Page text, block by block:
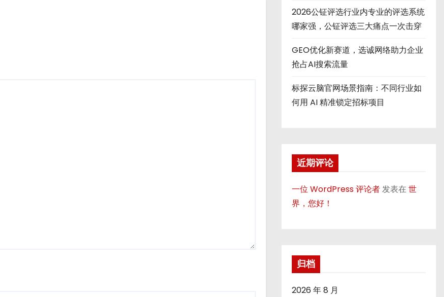
2026公钲评选行业内专业的评选系统
哪家强，公钲评选三大痛点一次击穿
GEO优化新赛道，选诚网络助力企业
抢占AI搜索流量
标探云脑官网场景指南：不同行业如
何用 AI 精准锁定招标项目
近期评论
一位 WordPress 评论者发表在世
界，您好！
归档
2026 年 8 月